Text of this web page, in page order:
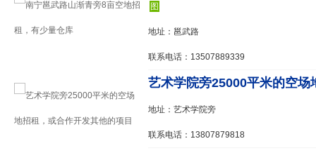
图
地址：邕武路
联系电话：13507889339
艺术学院旁25000平米的空场
地址：艺术学院旁
联系电话：13807879818